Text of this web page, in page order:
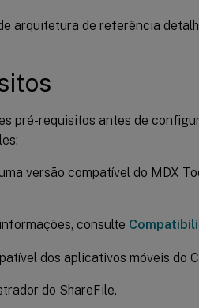
arquitetura de referência
pré-requisitos antes de
versão compatível do MDX
consulte
dos aplicativos móveis do
do ShareFile.